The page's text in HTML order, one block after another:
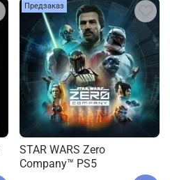
Предзаказ
STAR WARS Zero
Company™ PS5